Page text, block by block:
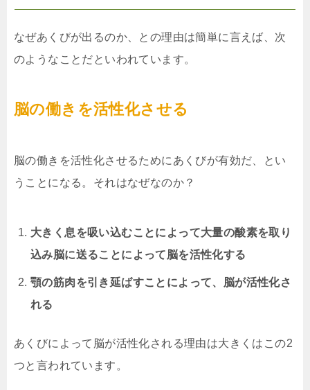
なぜあくびが出るのか、との理由は簡単に言えば、次
のようなことだといわれています。
脳の働きを活性化させる
脳の働きを活性化させるためにあくびが有効だ、とい
うことになる。それはなぜなのか？
大きく息を吸い込むことによって大量の酸素を取り
込み脳に送ることによって脳を活性化する
顎の筋肉を引き延ばすことによって、脳が活性化さ
れる
あくびによって脳が活性化される理由は大きくはこの2
つと言われています。